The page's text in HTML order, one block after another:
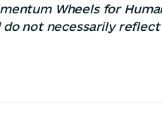
Wheels for
not necessarily